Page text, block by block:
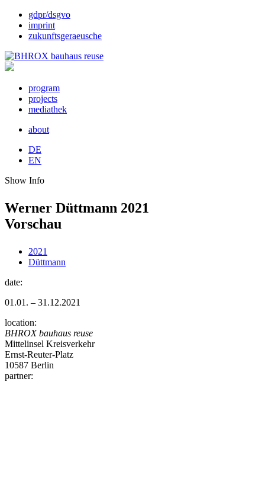
gdpr/dsgvo
imprint
zukunftsgeraeusche
program
projects
mediathek
about
DE
EN
Show Info
Werner Düttmann 2021
Vorschau
2021
Düttmann
date:
01.01. – 31.12.2021
location:
BHROX bauhaus reuse
Mittelinsel Kreisverkehr
Ernst-Reuter-Platz
10587 Berlin
partner: